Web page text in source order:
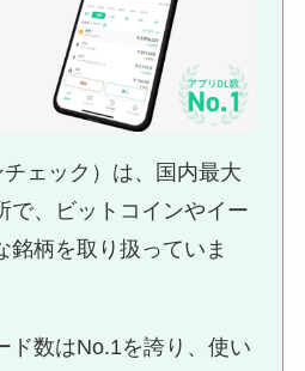
ェック）は、国内最大
で、ビットコインやイー
銘柄を取り扱っていま
ド数はNo.1を誇り、使い